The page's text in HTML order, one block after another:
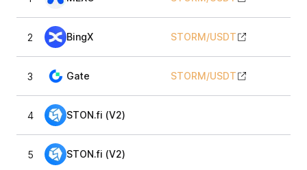
2 BingX STORM/USDT
3 Gate STORM/USDT
4 STON.fi (V2)
5 STON.fi (V2)